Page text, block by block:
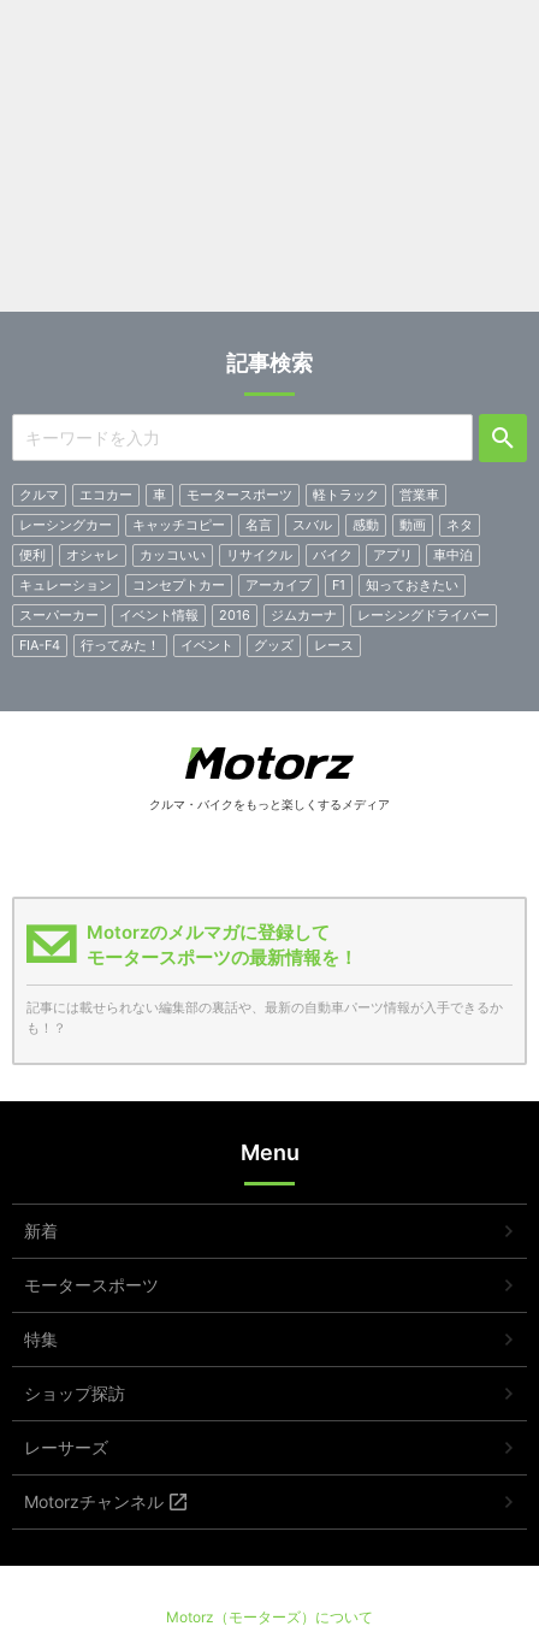
記事検索
クルマ エコカー 車 モータースポーツ 軽トラック
営業車
レーシングカー
キャッチコピー 名言 スバル 感動 動画
ネタ
便利
オシャレ カッコいい リサイクル バイク アプリ
車中泊
キュレーション
コンセプトカー アーカイブ F1
知っておきたい
スーパーカー
イベント情報 2016 ジムカーナ
レーシングドライバー
FIA-F4
行ってみた！ イベント グッズ レース
クルマ・バイクをもっと楽しくするメディア
Motorzのメルマガに登録して
モータースポーツの最新情報を！
記事には載せられない編集部の裏話や、最新の自動車パーツ情報が入手できるか
も！？
Menu
新着
モータースポーツ
特集
ショップ探訪
レーサーズ
Motorzチャンネル
Motorz（モーターズ）について